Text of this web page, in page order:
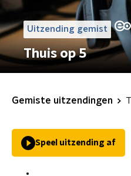
Uitzending gemist
Thuis op 5
Gemiste uitzendingen
Speel uitzending af